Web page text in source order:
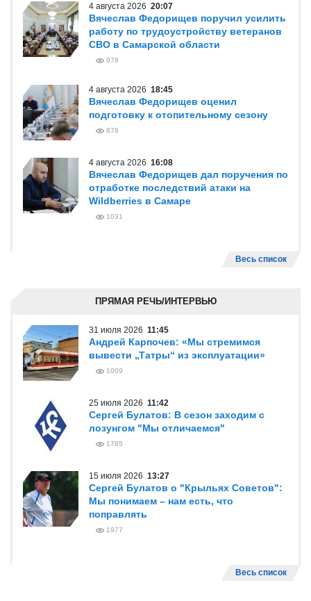
4 августа 2026 20:07
Вячеслав Федорищев поручил усилить
работу по трудоустройству ветеранов
СВО в Самарской области
978
4 августа 2026 18:45
Вячеслав Федорищев оценил
подготовку к отопительному сезону
878
4 августа 2026 16:08
Вячеслав Федорищев дал поручения по
отработке последствий атаки на
Wildberries в Самаре
1031
Весь список
ПРЯМАЯ РЕЧЬ/ИНТЕРВЬЮ
31 июля 2026 11:45
Андрей Карпочев: «Мы стремимся
вывести „Татры“ из эксплуатации»
1009
25 июля 2026 11:42
Сергей Булатов: В сезон заходим с
лозунгом "Мы отличаемся"
1785
15 июля 2026 13:27
Сергей Булатов о "Крыльях Советов":
Мы понимаем – нам есть, что
поправлять
1977
Весь список